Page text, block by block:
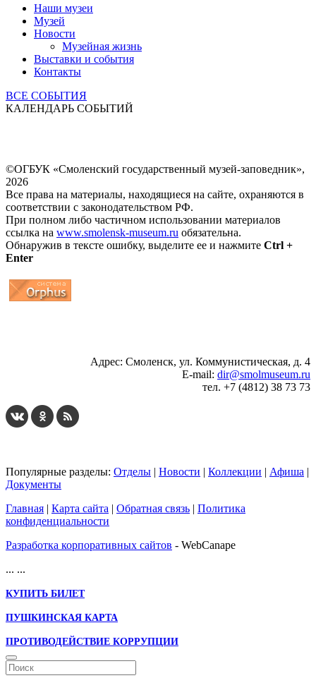
Наши музеи
Музей
Новости
Музейная жизнь
Выставки и события
Контакты
ВСЕ СОБЫТИЯ
КАЛЕНДАРЬ СОБЫТИЙ
©ОГБУК «Смоленский государственный музей-заповедник»,
2026
Все права на материалы, находящиеся на сайте, охраняются в
соответствии с законодательством РФ.
При полном либо частичном использовании материалов
ссылка на www.smolensk-museum.ru обязательна.
Обнаружив в тексте ошибку, выделите ее и нажмите Ctrl +
Enter
Адрес: Смоленск, ул. Коммунистическая, д. 4
E-mail: dir@smolmuseum.ru
тел. +7 (4812) 38 73 73
Популярные разделы: Отделы | Новости | Коллекции | Афиша |
Документы
Главная | Карта сайта | Обратная связь | Политика
конфиденциальности
Разработка корпоративных сайтов - WebCanape
... ...
КУПИТЬ БИЛЕТ
ПУШКИНСКАЯ КАРТА
ПРОТИВОДЕЙСТВИЕ КОРРУПЦИИ